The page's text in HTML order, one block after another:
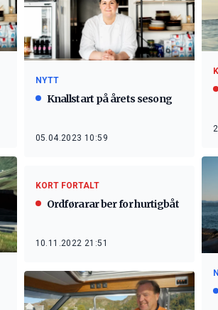
NYTT
Knallstart på årets sesong
05.04.2023 10:59
KORT FORTALT
Ordførarar ber for hurtigbåt
10.11.2022 21:51